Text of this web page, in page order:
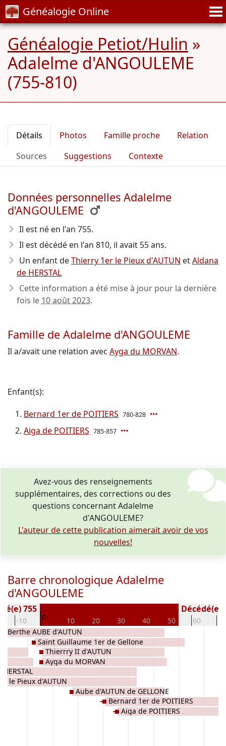
Généalogie Online
Généalogie Petiot/Hulin »
Adalelme d'ANGOULEME
(755-810)
Détails Photos Famille proche
Relation
Sources
Suggestions Contexte
Données personnelles Adalelme
d'ANGOULEME
Il est né en l'an 755.
Il est décédé en l'an 810, il avait 55 ans.
Un enfant deThierry 1er le Pieux d'AUTUN etAldana
de HERSTAL
Cette information a été mise à jour pour la dernière
fois le 10 août 2023.
Famille de Adalelme d'ANGOULEME
Il a/avait une relation avec Ayga du MORVAN.
Enfant(s):
Bernard 1er de POITIERS 780-828
Aiga de POITIERS 785-857
Avez-vous des renseignements
supplémentaires, des corrections ou des
questions concernant Adalelme
d'ANGOULEME?
L'auteur de cette publication aimerait avoir de vos
nouvelles!
Barre chronologique Adalelme
d'ANGOULEME
-10 0 10 20 30 40 50 60 70
Né(e) 755 Décédé(e /
le Pieux d'AUTUN
Berthe AUBE d'AUTUN
Saint Guillaume 1er de Gellone
d'AQUITAINE
Thierrry II d'AUTUN
Ayga du MORVAN
Aube d'AUTUN de GELLONE
Bernard 1er de POITIERS
Aiga de POITIERS